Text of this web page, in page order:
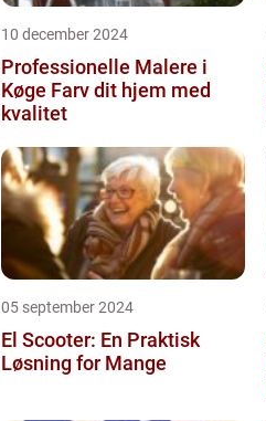
10 december 2024
Professionelle Malere i
Køge Farv dit hjem med
kvalitet
05 september 2024
El Scooter: En Praktisk
Løsning for Mange